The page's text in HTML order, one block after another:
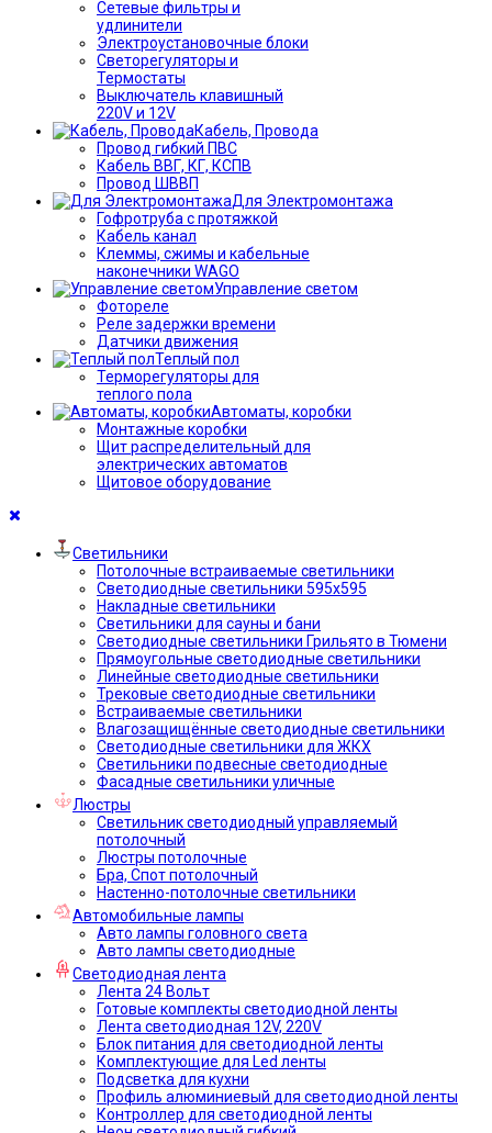
Сетевые фильтры и
удлинители
Электроустановочные блоки
Светорегуляторы и
Термостаты
Выключатель клавишный
220V и 12V
Кабель, Провода
Провод гибкий ПВС
Кабель ВВГ, КГ, КСПВ
Провод ШВВП
Для Электромонтажа
Гофротруба с протяжкой
Кабель канал
Клеммы, сжимы и кабельные
наконечники WAGO
Управление светом
Фотореле
Реле задержки времени
Датчики движения
Теплый пол
Терморегуляторы для
теплого пола
Автоматы, коробки
Монтажные коробки
Щит распределительный для
электрических автоматов
Щитовое оборудование
Светильники
Потолочные встраиваемые светильники
Светодиодные светильники 595х595
Накладные светильники
Светильники для сауны и бани
Светодиодные светильники Грильято в Тюмени
Прямоугольные светодиодные светильники
Линейные светодиодные светильники
Трековые светодиодные светильники
Встраиваемые светильники
Влагозащищённые светодиодные светильники
Светодиодные светильники для ЖКХ
Светильники подвесные светодиодные
Фасадные светильники уличные
Люстры
Светильник светодиодный управляемый
потолочный
Люстры потолочные
Бра, Спот потолочный
Настенно-потолочные светильники
Автомобильные лампы
Авто лампы головного света
Авто лампы светодиодные
Светодиодная лента
Лента 24 Вольт
Готовые комплекты светодиодной ленты
Лента светодиодная 12V, 220V
Блок питания для светодиодной ленты
Комплектующие для Led ленты
Подсветка для кухни
Профиль алюминиевый для светодиодной ленты
Контроллер для светодиодной ленты